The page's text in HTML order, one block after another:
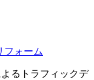
るトラフィックデ